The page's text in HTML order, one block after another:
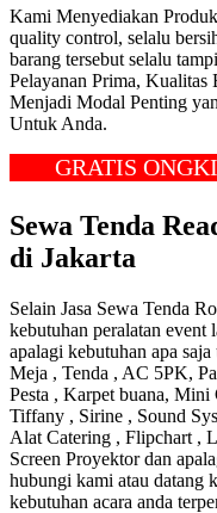
Kami Menyediakan
quality control, selalu
barang tersebut selalu
Pelayanan Prima, Kualitas
Menjadi Modal Penting
Untuk Anda.
ONGKIR
Sewa Tenda
di Jakarta
Selain Jasa Sewa Tenda
kebutuhan peralatan
apalagi kebutuhan apa
Meja , Tenda , AC 5PK,
Pesta , Karpet buana,
Tiffany , Sirine , Sound
Alat Catering , Flipchart ,
Screen Proyektor dan
hubungi kami atau datang
kebutuhan acara anda